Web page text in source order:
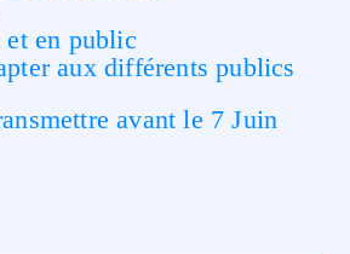
et en public
aux différents publics
avant le 7 Juin